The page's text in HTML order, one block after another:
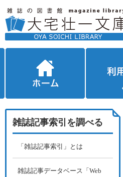
雑誌記事索引を調べる
「雑誌記事索引」とは
雑誌記事データベース「Web